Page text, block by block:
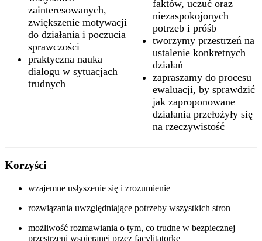
zainteresowanych,
zwiększenie motywacji
do działania i poczucia
sprawczości
praktyczna nauka
dialogu w sytuacjach
trudnych
faktów, uczuć oraz
niezaspokojonych
potrzeb i próśb
tworzymy przestrzeń na
ustalenie konkretnych
działań
zapraszamy do procesu
ewaluacji, by sprawdzić
jak zaproponowane
działania przełożyły się
na rzeczywistość
Korzyści
wzajemne usłyszenie się i zrozumienie
rozwiązania uwzględniające potrzeby wszystkich stron
możliwość rozmawiania o tym, co trudne w bezpiecznej
przestrzeni wspieranej przez facylitatorkę